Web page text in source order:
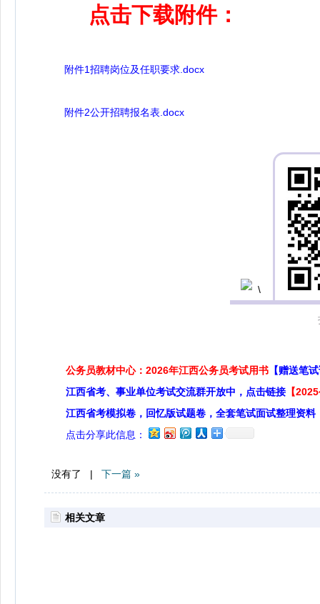
点击下载附件：
附件1招聘岗位及任职要求.docx
附件2公开招聘报名表.docx
公务员教材中心：2026年江西公务员考试用书 【赠送笔
江西省考、事业单位考试交流群开放中，点击链接 【
江西省考模拟卷，回忆版试题卷，全套笔试面试整理资料
点击分享此信息：
没有了 | 下一篇 »
相关文章